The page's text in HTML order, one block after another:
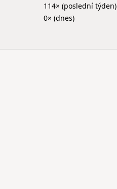
114× (poslední týden)
0× (dnes)